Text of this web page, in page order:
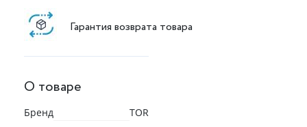
Гарантия возврата товара
О товаре
Бренд
TOR